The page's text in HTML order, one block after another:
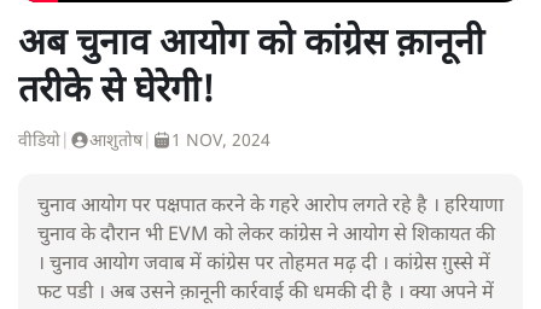
अब चुनाव आयोग को कांग्रेस क़ानूनी
तरीके से घेरेगी!
वीडियो आशुतोष| 1 NOV, 2024
चुनाव आयोग पर पक्षपात करने के गहरे आरोप लगते रहे है । हरियाणा
चुनाव के दौरान भी EVM को लेकर कांग्रेस ने आयोग से शिकायत की
। चुनाव आयोग जवाब में कांग्रेस पर तोहमत मढ़ दी । कांग्रेस ग़ुस्से में
फट पडी । अब उसने क़ानूनी कार्रवाई की धमकी दी है । क्या अपने में